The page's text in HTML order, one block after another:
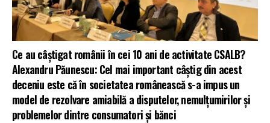
Ce au câștigat românii în cei 10 ani de activitate CSALB?
Alexandru Păunescu: Cel mai important câștig din acest
deceniu este că în societatea românească s-a impus un
model de rezolvare amiabilă a disputelor, nemulțumirilor și
problemelor dintre consumatori și bănci